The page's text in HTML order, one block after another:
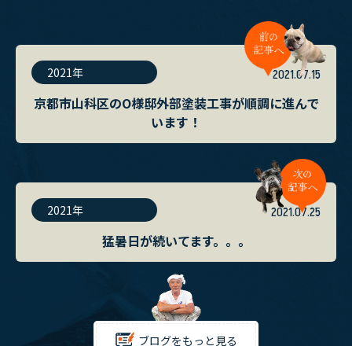
2021年 2021.07.15
京都市山科区のO様邸外部塗装工事が順調に進んで
います！
2021年 2021.07.25
猛暑日が続いてます。。。
ブログをもっと見る